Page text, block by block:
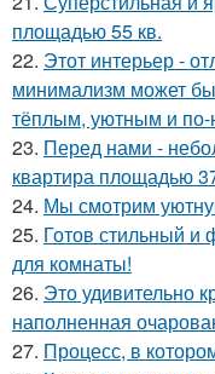
площадью 55 кв.
22. Этот интерьер -
минимализм может
тёплым, уютным и
23. Перед нами -
квартира площадью
24. Мы смотрим
25. Готов стильный и
для комнаты!
26. Это удивительно
наполненная
27. Процесс, в